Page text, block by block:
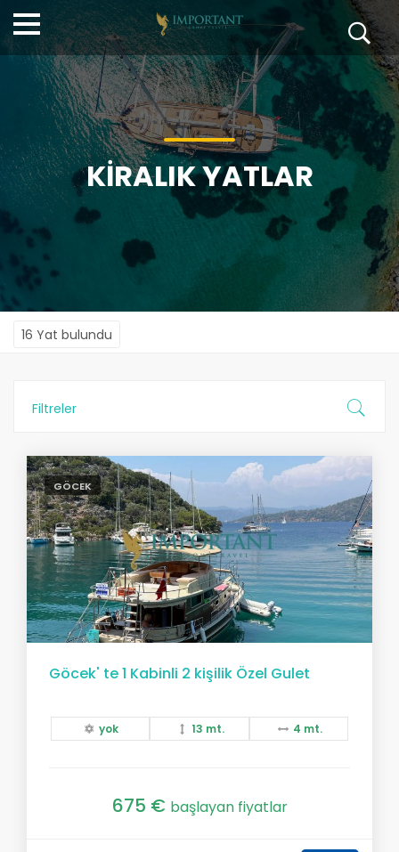
KİRALIK YATLAR
16 Yat bulundu
Filtreler
GÖCEK
Göcek' te 1 Kabinli 2 kişilik Özel Gulet
yok 13 mt. 4 mt.
675 € başlayan fiyatlar